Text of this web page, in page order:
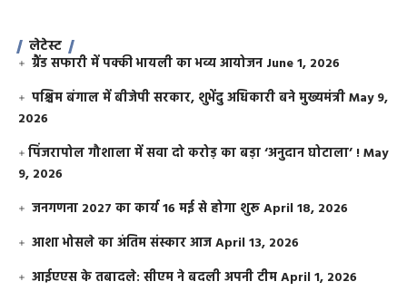
लेटेस्ट
ग्रैंड सफारी में पक्की भायली का भव्य आयोजन June 1, 2026
पश्चिम बंगाल में बीजेपी सरकार, शुभेंदु अधिकारी बने मुख्यमंत्रीMay 9,
2026
​पिंजरापोल गौशाला में सवा दो करोड़ का बड़ा ‘अनुदान घोटाला’ !May
9, 2026
जनगणना 2027 का कार्य 16 मई से होगा शुरूApril 18, 2026
आशा भोसले का अंतिम संस्कार आजApril 13, 2026
आईएएस के तबादले: सीएम ने बदली अपनी टीमApril 1, 2026